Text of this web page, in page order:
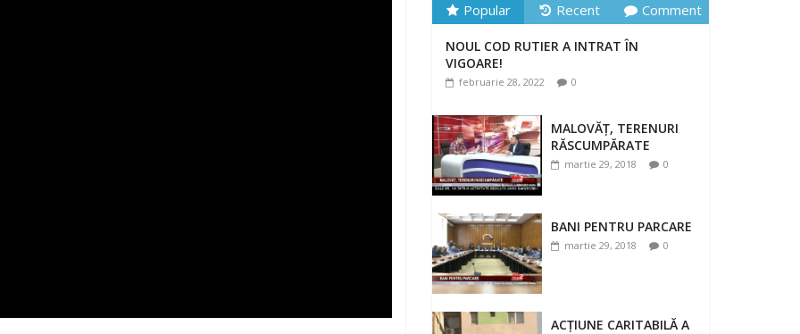
NOUL COD RUTIER A INTRAT ÎN
VIGOARE!
februarie 28, 2022 0
Popular Recent Comment
NOUL COD RUTIER A INTRAT ÎN
VIGOARE!
februarie 28, 2022 0
MALOVĂȚ, TERENURI
RĂSCUMPĂRATE
martie 29, 2018 0
BANI PENTRU PARCARE
martie 29, 2018 0
ACȚIUNE CARITABILĂ A